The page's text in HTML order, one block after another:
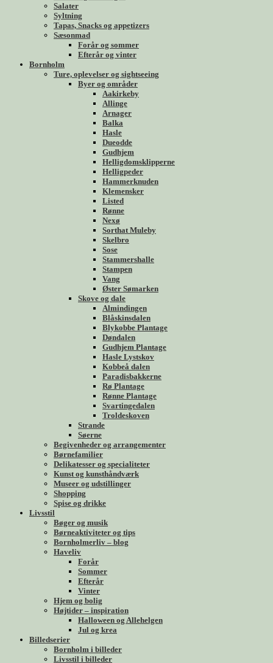
Salater
Syltning
Tapas, Snacks og appetizers
Sæsonmad
Forår og sommer
Efterår og vinter
Bornholm
Ture, oplevelser og sightseeing
Byer og områder
Aakirkeby
Allinge
Arnager
Balka
Hasle
Dueodde
Gudhjem
Helligdomsklipperne
Helligpeder
Hammerknuden
Klemensker
Listed
Rønne
Nexø
Sorthat Muleby
Skelbro
Sose
Stammershalle
Stampen
Vang
Øster Sømarken
Skove og dale
Almindingen
Blåskinsdalen
Blykobbe Plantage
Døndalen
Gudhjem Plantage
Hasle Lystskov
Kobbeå dalen
Paradisbakkerne
Rø Plantage
Rønne Plantage
Svartingedalen
Troldeskoven
Strande
Søerne
Begivenheder og arrangementer
Børnefamilier
Delikatesser og specialiteter
Kunst og kunsthåndværk
Museer og udstillinger
Shopping
Spise og drikke
Livsstil
Bøger og musik
Børneaktiviteter og tips
Bornholmerliv – blog
Haveliv
Forår
Sommer
Efterår
Vinter
Hjem og bolig
Højtider – inspiration
Halloween og Allehelgen
Jul og krea
Billedserier
Bornholm i billeder
Livsstil i billeder